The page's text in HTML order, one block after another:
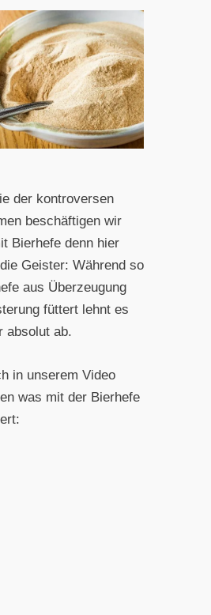
der kontroversen
beschäftigen wir
Bierhefe denn hier
Geister: Während so
aus Überzeugung
füttert lehnt es
absolut ab.
in unserem Video
was mit der Bierhefe